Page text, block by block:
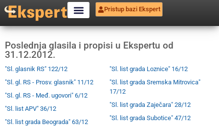
Pristup bazi Ekspert
Poslednja glasila i propisi u Ekspertu od
31.12.2012.
"Sl. glasnik RS" 122/12
"Sl. gl. RS - Prosv. glasnik" 11/12
"Sl. gl. RS - Međ. ugovori" 6/12
"Sl. list APV" 36/12
"Sl. list grada Beograda" 63/12
"Sl. list grada Loznice" 16/12
"Sl. list grada Sremska Mitrovica"
17/12
"Sl. list grada Zaječara" 28/12
"Sl. list grada Subotice" 47/12